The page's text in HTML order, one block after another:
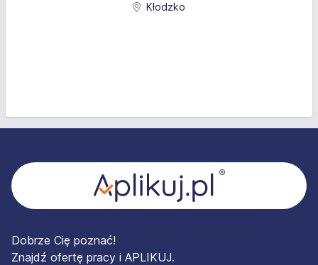
Kłodzko
Dobrze Cię poznać!
Znajdź ofertę pracy i APLIKUJ.